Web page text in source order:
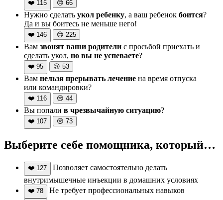
❤️ 115 😢 66
Нужно сделать укол ребенку, а ваш ребенок боится?
Да и вы боитесь не меньше него!
❤️ 146 😢 225
Вам звонят ваши родители с просьбой приехать и
сделать укол, но вы не успеваете?
❤️ 95 😢 53
Вам нельзя прерывать лечение на время отпуска
или командировки?
❤️ 116 😢 44
Вы попали в чрезвычайную ситуацию?
❤️ 107 😢 73
Выберите себе помощника, который…
❤️ 127
Позволяет самостоятельно делать
внутримышечные инъекции в домашних условиях
❤️ 78 Не требует профессиональных навыков